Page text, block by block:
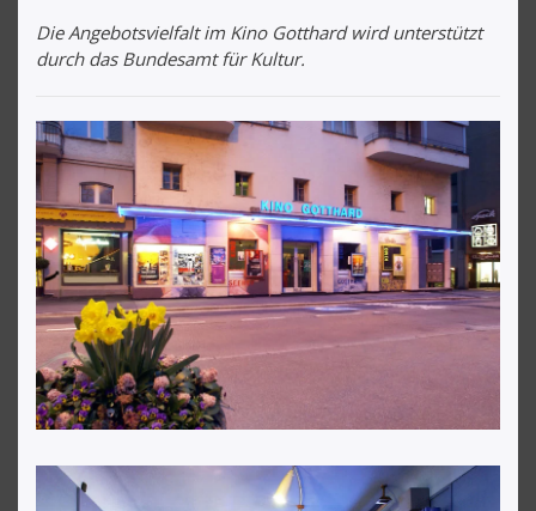
Die Angebotsvielfalt im Kino Gotthard wird unterstützt
durch das Bundesamt für Kultur.